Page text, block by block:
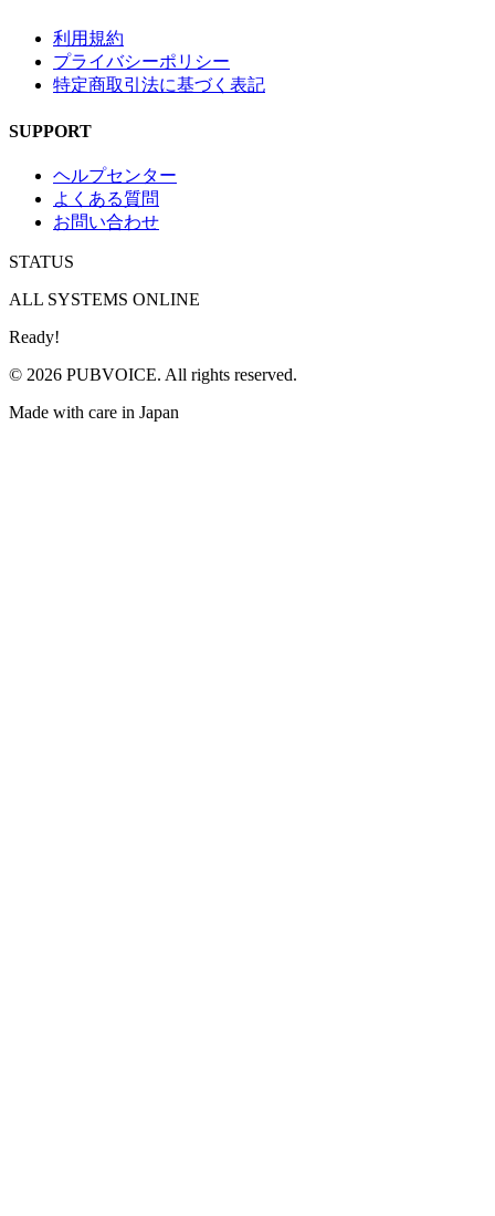
利用規約
プライバシーポリシー
特定商取引法に基づく表記
SUPPORT
ヘルプセンター
よくある質問
お問い合わせ
STATUS
ALL SYSTEMS ONLINE
Ready!
© 2026 PUBVOICE. All rights reserved.
Made with care in Japan